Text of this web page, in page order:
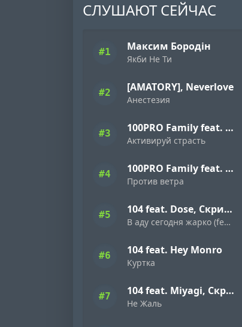
СЛУШАЮТ СЕЙЧАС
#1 Максим Бородін
Якби Не Ти
#2 [AMATORY], Neverlove
Анестезия
#3 100PRO Family feat. Dave Bra, Indigo, Режик, Кима, Slavon, Denny Presston, Буян, ШЕFF, Simagon, MonoSoul
Активируй страсть
#4 100PRO Family feat. Dave Bra, Кипер, Popovi4, Буян, Indigo, Simagon, ШЕFF, MonoSoul
Против ветра
#5 104 feat. Dose, Скриптонит
В аду сегодня жарко (feat. Dose & Скриптонит)
#6 104 feat. Hey Monro
Куртка
#7 104 feat. Miyagi, Скриптонит
Не Жаль